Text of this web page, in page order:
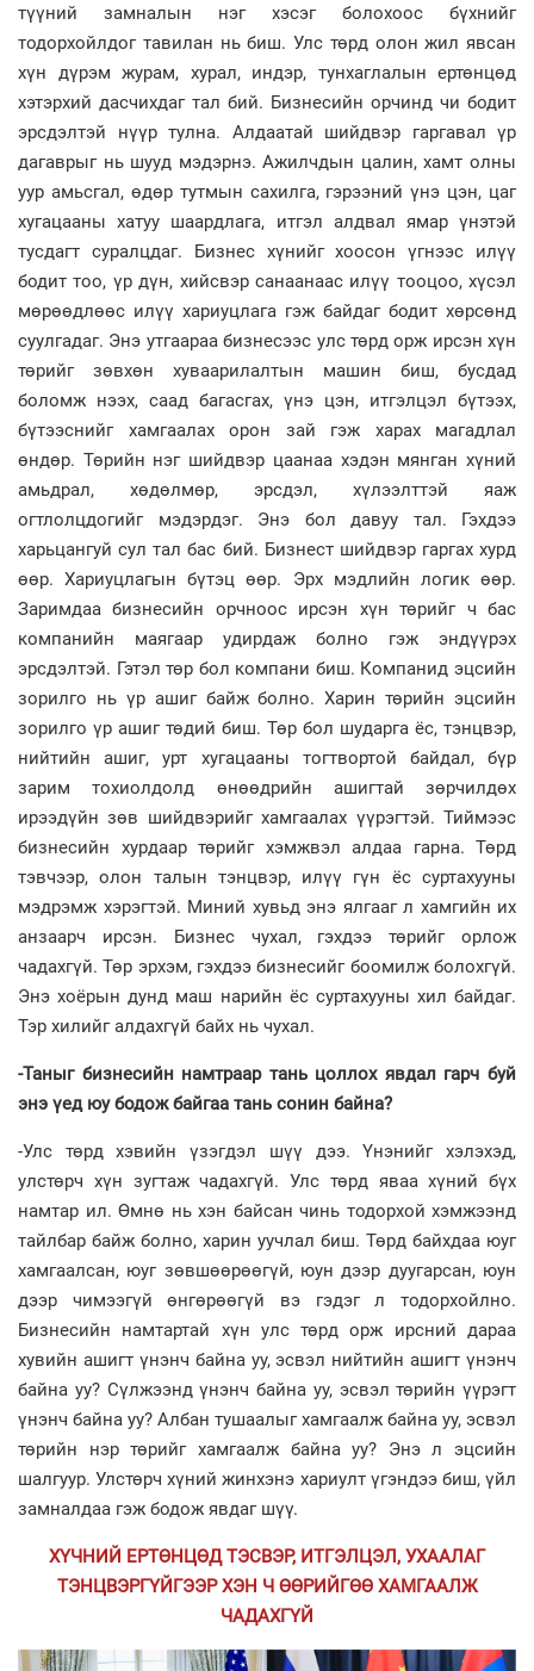
түүний замналын нэг хэсэг болохоос бүхнийг
тодорхойлдог тавилан нь биш. Улс төрд олон жил явсан
хүн дүрэм журам, хурал, индэр, тунхаглалын ертөнцөд
хэтэрхий дасчихдаг тал бий. Бизнесийн орчинд чи бодит
эрсдэлтэй нүүр тулна. Алдаатай шийдвэр гаргавал үр
дагаврыг нь шууд мэдэрнэ. Ажилчдын цалин, хамт олны
уур амьсгал, өдөр тутмын сахилга, гэрээний үнэ цэн, цаг
хугацааны хатуу шаардлага, итгэл алдвал ямар үнэтэй
тусдагт суралцдаг. Бизнес хүнийг хоосон үгнээс илүү
бодит тоо, үр дүн, хийсвэр санаанаас илүү тооцоо, хүсэл
мөрөөдлөөс илүү хариуцлага гэж байдаг бодит хөрсөнд
суулгадаг. Энэ утгаараа бизнесээс улс төрд орж ирсэн хүн
төрийг зөвхөн хуваарилалтын машин биш, бусдад
боломж нээх, саад багасгах, үнэ цэн, итгэлцэл бүтээх,
бүтээснийг хамгаалах орон зай гэж харах магадлал
өндөр. Төрийн нэг шийдвэр цаанаа хэдэн мянган хүний
амьдрал, хөдөлмөр, эрсдэл, хүлээлттэй яаж
огтлолцдогийг мэдэрдэг. Энэ бол давуу тал. Гэхдээ
харьцангуй сул тал бас бий. Бизнест шийдвэр гаргах хурд
өөр. Хариуцлагын бүтэц өөр. Эрх мэдлийн логик өөр.
Заримдаа бизнесийн орчноос ирсэн хүн төрийг ч бас
компанийн маягаар удирдаж болно гэж эндүүрэх
эрсдэлтэй. Гэтэл төр бол компани биш. Компанид эцсийн
зорилго нь үр ашиг байж болно. Харин төрийн эцсийн
зорилго үр ашиг төдий биш. Төр бол шударга ёс, тэнцвэр,
нийтийн ашиг, урт хугацааны тогтвортой байдал, бүр
зарим тохиолдолд өнөөдрийн ашигтай зөрчилдөх
ирээдүйн зөв шийдвэрийг хамгаалах үүрэгтэй. Тиймээс
бизнесийн хурдаар төрийг хэмжвэл алдаа гарна. Төрд
тэвчээр, олон талын тэнцвэр, илүү гүн ёс суртахууны
мэдрэмж хэрэгтэй. Миний хувьд энэ ялгааг л хамгийн их
анзаарч ирсэн. Бизнес чухал, гэхдээ төрийг орлож
чадахгүй. Төр эрхэм, гэхдээ бизнесийг боомилж болохгүй.
Энэ хоёрын дунд маш нарийн ёс суртахууны хил байдаг.
Тэр хилийг алдахгүй байх нь чухал.
-Таныг бизнесийн намтраар тань цоллох явдал гарч буй
энэ үед юу бодож байгаа тань сонин байна?
-Улс төрд хэвийн үзэгдэл шүү дээ. Үнэнийг хэлэхэд,
улстөрч хүн зугтаж чадахгүй. Улс төрд яваа хүний бүх
намтар ил. Өмнө нь хэн байсан чинь тодорхой хэмжээнд
тайлбар байж болно, харин уучлал биш. Төрд байхдаа юуг
хамгаалсан, юуг зөвшөөрөөгүй, юун дээр дуугарсан, юун
дээр чимээгүй өнгөрөөгүй вэ гэдэг л тодорхойлно.
Бизнесийн намтартай хүн улс төрд орж ирсний дараа
хувийн ашигт үнэнч байна уу, эсвэл нийтийн ашигт үнэнч
байна уу? Сүлжээнд үнэнч байна уу, эсвэл төрийн үүрэгт
үнэнч байна уу? Албан тушаалыг хамгаалж байна уу, эсвэл
төрийн нэр төрийг хамгаалж байна уу? Энэ л эцсийн
шалгуур. Улстөрч хүний жинхэнэ хариулт үгэндээ биш, үйл
замналдаа гэж бодож явдаг шүү.
ХҮЧНИЙ ЕРТӨНЦӨД ТЭСВЭР, ИТГЭЛЦЭЛ, УХААЛАГ
ТЭНЦВЭРГҮЙГЭЭР ХЭН Ч ӨӨРИЙГӨӨ ХАМГААЛЖ
ЧАДАХГҮЙ